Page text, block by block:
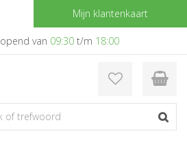
Mijn klantenkaart
van 09:30t/m 18:00